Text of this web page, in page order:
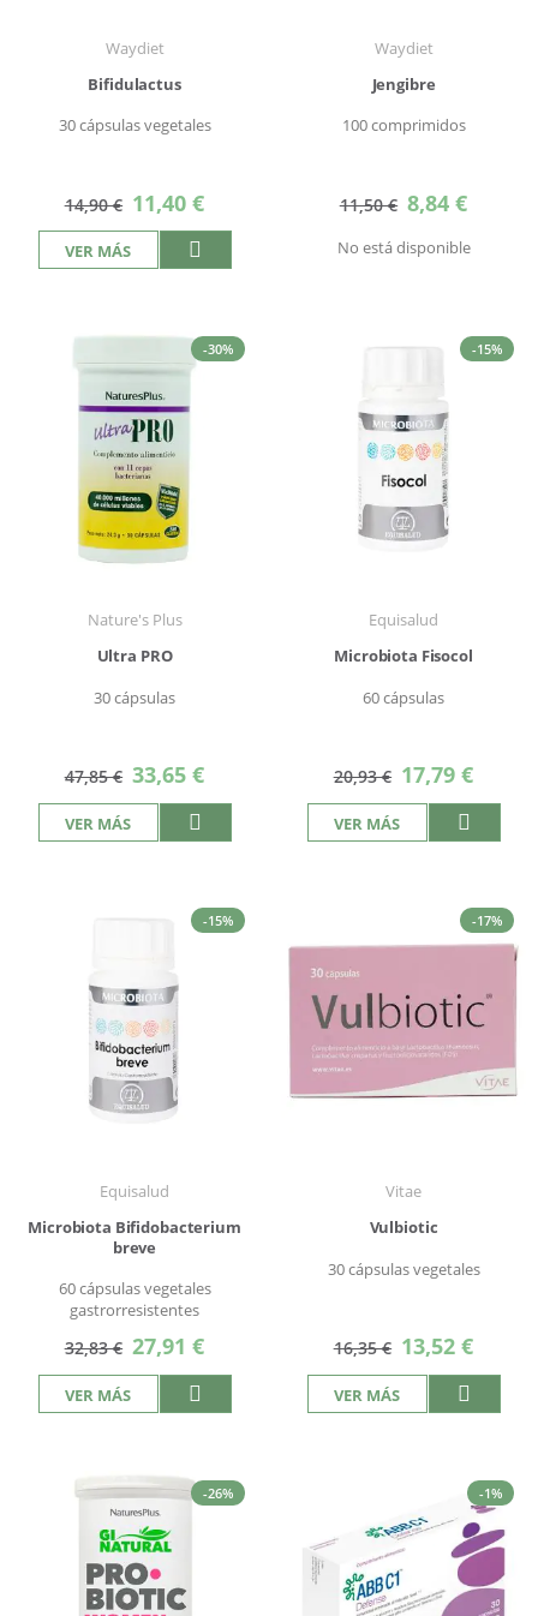
Waydiet
Bifidulactus
30 cápsulas vegetales
14,90 € Precio
especial
11,40 €
VER MÁS
Waydiet
Jengibre
100 comprimidos
11,50 € Precio
especial
8,84 €
No está disponible
-30%
Nature's Plus
Ultra PRO
30 cápsulas
47,85 € Precio
especial
33,65 €
VER MÁS
-15%
Equisalud
Microbiota Fisocol
60 cápsulas
20,93 € Precio
especial
17,79 €
VER MÁS
-15%
Equisalud
Microbiota Bifidobacterium
breve
60 cápsulas vegetales
gastrorresistentes
32,83 € Precio
especial
27,91 €
VER MÁS
-17%
Vitae
Vulbiotic
30 cápsulas vegetales
16,35 € Precio
especial
13,52 €
VER MÁS
-26% -1%